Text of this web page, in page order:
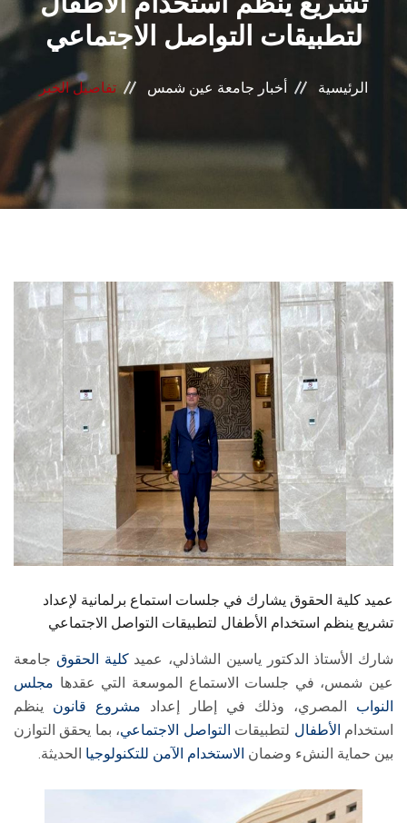
الرعاية الصحية
المراكز والوحدات
الأنظمة الذكية
الإعلام
الطلاب
هيئة التدريس
الدراسات العليا
الخريجين
الموظفون
الزائـرون
لتطبيقات التواصل الاجتماعي
الرئيسية أخبار جامعة عين شمس تفاصيل الخبر
عميد كلية الحقوق يشارك في جلسات استماع برلمانية لإعداد
تشريع ينظم استخدام الأطفال لتطبيقات التواصل الاجتماعي
شارك الأستاذ الدكتور ياسين الشاذلي، عميدكلية الحقوق جامعة
عين شمس، في جلسات الاستماع الموسعة التي عقدها مجلس
النواب المصري، وذلك في إطار إعداد مشروع قانون ينظم
استخدام الأطفال لتطبيقات التواصل الاجتماعي، بما يحقق التوازن
بين حماية النشء وضمان الاستخدام الآمن للتكنولوجيا الحديثة.